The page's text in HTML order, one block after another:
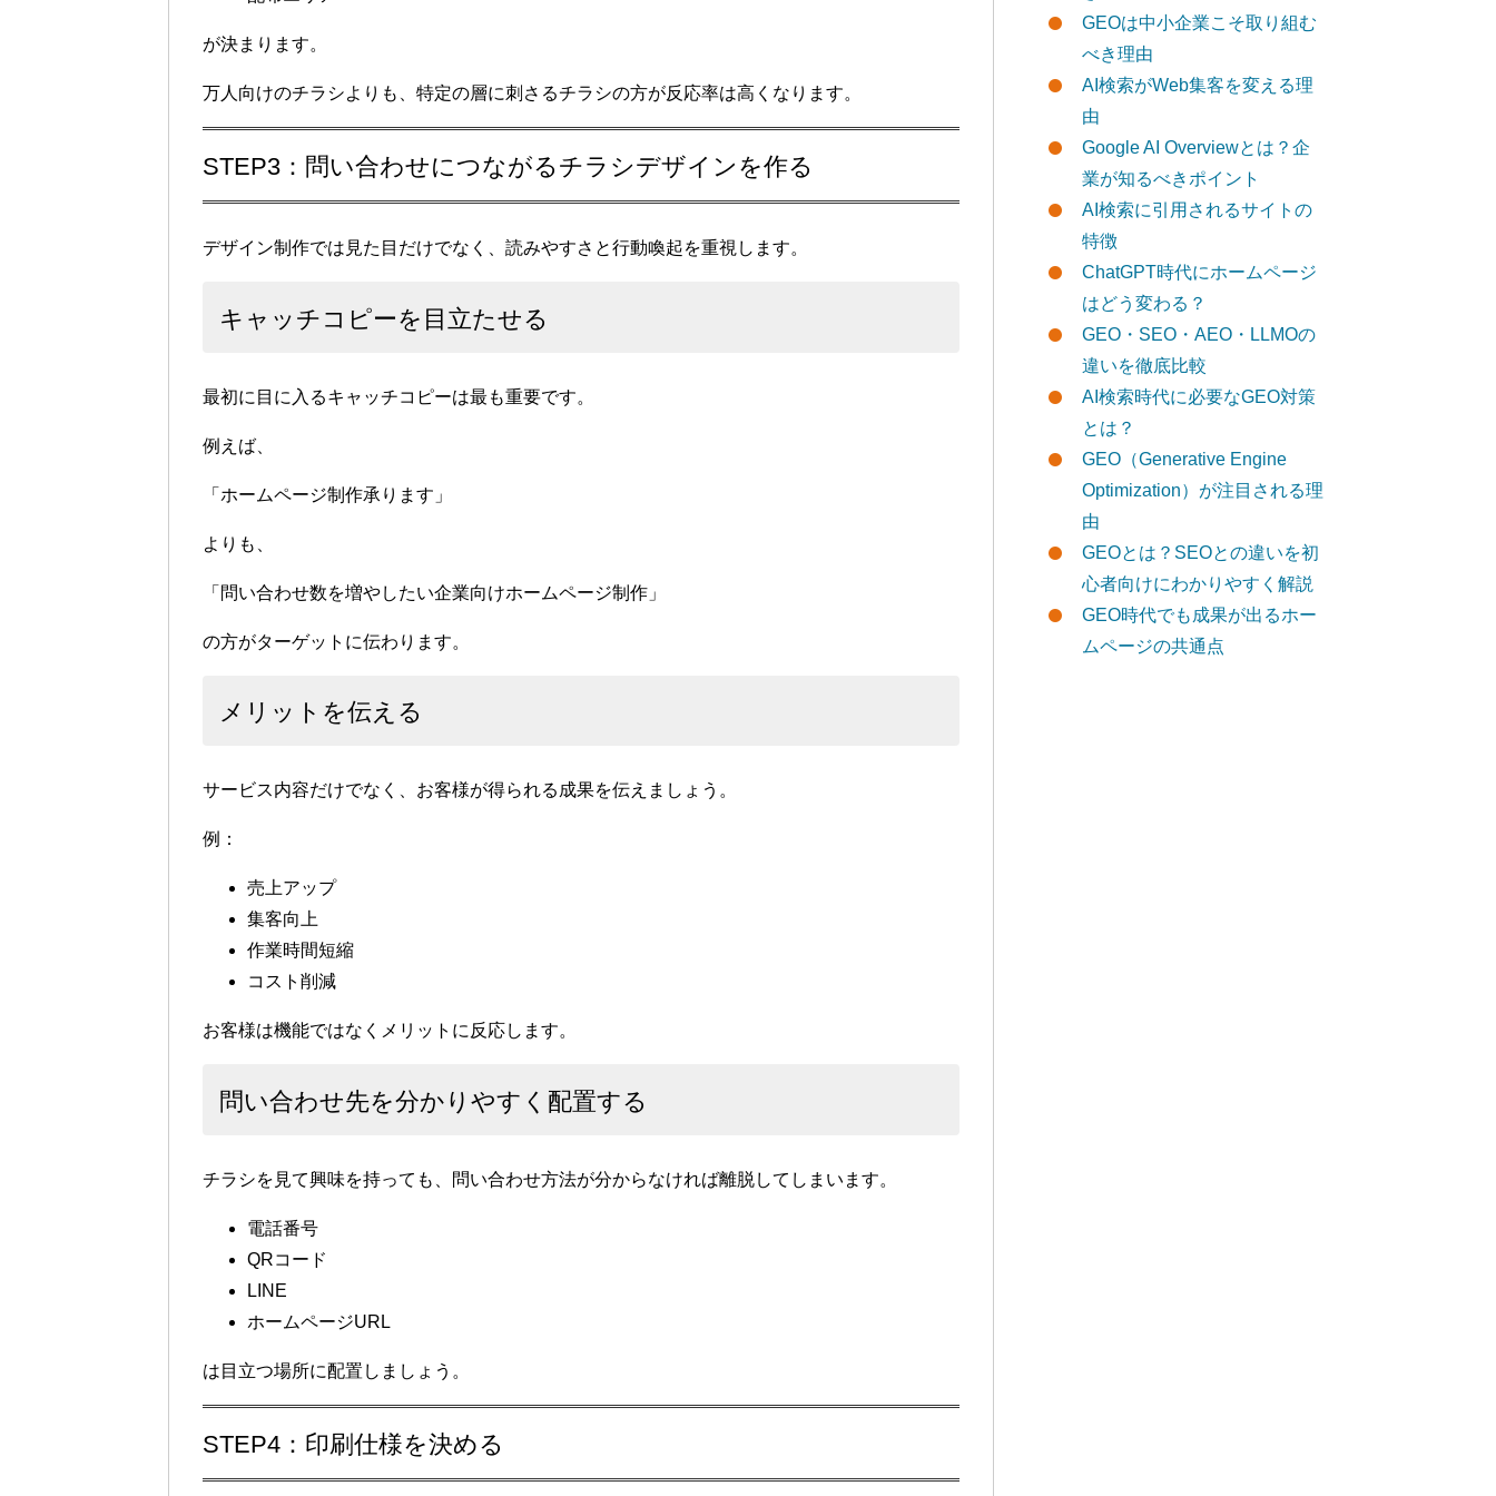
が決まります。
万人向けのチラシよりも、特定の層に刺さるチラシの方が反応率は高くなります。
STEP3：問い合わせにつながるチラシデザインを作る
デザイン制作では見た目だけでなく、読みやすさと行動喚起を重視します。
キャッチコピーを目立たせる
最初に目に入るキャッチコピーは最も重要です。
例えば、
「ホームページ制作承ります」
よりも、
「問い合わせ数を増やしたい企業向けホームページ制作」
の方がターゲットに伝わります。
メリットを伝える
サービス内容だけでなく、お客様が得られる成果を伝えましょう。
例：
売上アップ
集客向上
作業時間短縮
コスト削減
お客様は機能ではなくメリットに反応します。
問い合わせ先を分かりやすく配置する
チラシを見て興味を持っても、問い合わせ方法が分からなければ離脱してしまいます。
電話番号
QRコード
LINE
ホームページURL
は目立つ場所に配置しましょう。
STEP4：印刷仕様を決める
GEOは中小企業こそ取り組む
べき理由
AI検索がWeb集客を変える理
由
Google AI Overviewとは？企
業が知るべきポイント
AI検索に引用されるサイトの
特徴
ChatGPT時代にホームページ
はどう変わる？
GEO・SEO・AEO・LLMOの
違いを徹底比較
AI検索時代に必要なGEO対策
とは？
GEO（Generative Engine
Optimization）が注目される理
由
GEOとは？SEOとの違いを初
心者向けにわかりやすく解説
GEO時代でも成果が出るホー
ムページの共通点